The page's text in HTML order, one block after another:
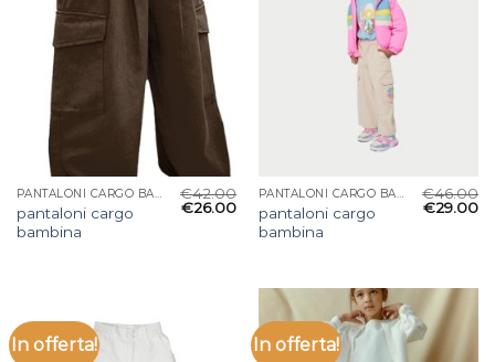
PANTALONI CARGO BAMBINA
pantaloni cargo
bambina
€42.00
€26.00
PANTALONI CARGO BAMBINA
pantaloni cargo
bambina
€46.00
€29.00
In offerta! In offerta!